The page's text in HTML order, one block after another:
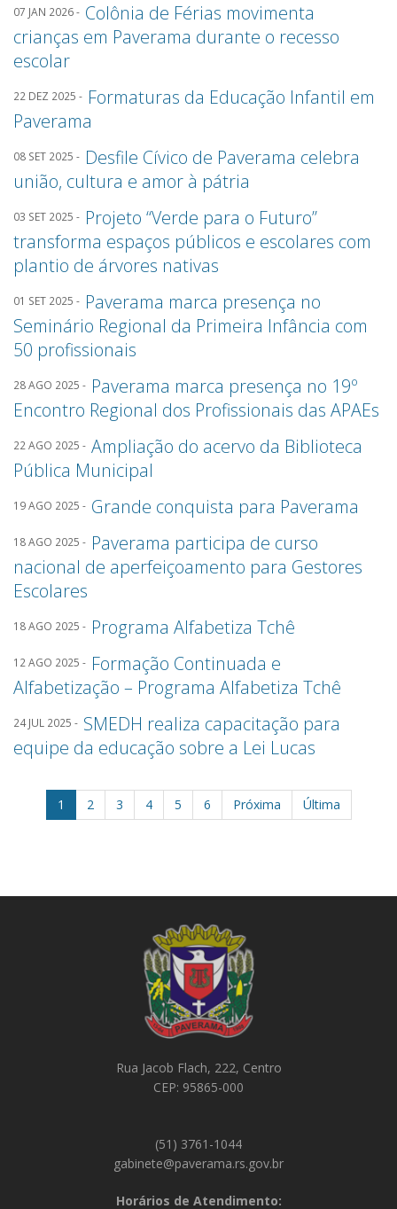
07 JAN 2026 - Colônia de Férias movimenta
crianças em Paverama durante o recesso
escolar
22 DEZ 2025 - Formaturas da Educação Infantil em
Paverama
08 SET 2025 - Desfile Cívico de Paverama celebra
união, cultura e amor à pátria
03 SET 2025 - Projeto “Verde para o Futuro”
transforma espaços públicos e escolares com
plantio de árvores nativas
01 SET 2025 - Paverama marca presença no
Seminário Regional da Primeira Infância com
50 profissionais
28 AGO 2025 - Paverama marca presença no 19º
Encontro Regional dos Profissionais das APAEs
22 AGO 2025 - Ampliação do acervo da Biblioteca
Pública Municipal
19 AGO 2025 - Grande conquista para Paverama
18 AGO 2025 - Paverama participa de curso
nacional de aperfeiçoamento para Gestores
Escolares
18 AGO 2025 - Programa Alfabetiza Tchê
12 AGO 2025 - Formação Continuada e
Alfabetização – Programa Alfabetiza Tchê
24 JUL 2025 - SMEDH realiza capacitação para
equipe da educação sobre a Lei Lucas
1 2 3 4 5 6 Próxima Última
Rua Jacob Flach, 222, Centro
CEP: 95865-000
(51) 3761-1044
gabinete@paverama.rs.gov.br
Horários de Atendimento: